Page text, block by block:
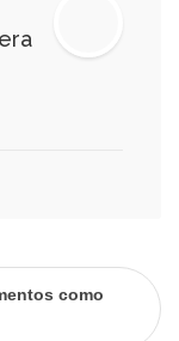
como